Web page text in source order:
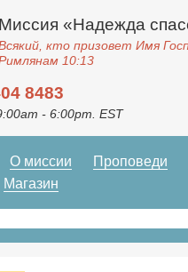
Миссия «Надежда
кто призовет Имя
10:13
8483
- 6:00pm. EST
О миссии Проповеди
Магазин